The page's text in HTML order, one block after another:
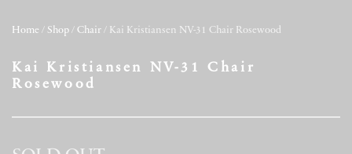
Home / Shop / Chair / Kai Kristiansen NV-31 Chair Rosewood
Kai Kristiansen NV-31 Chair
Rosewood